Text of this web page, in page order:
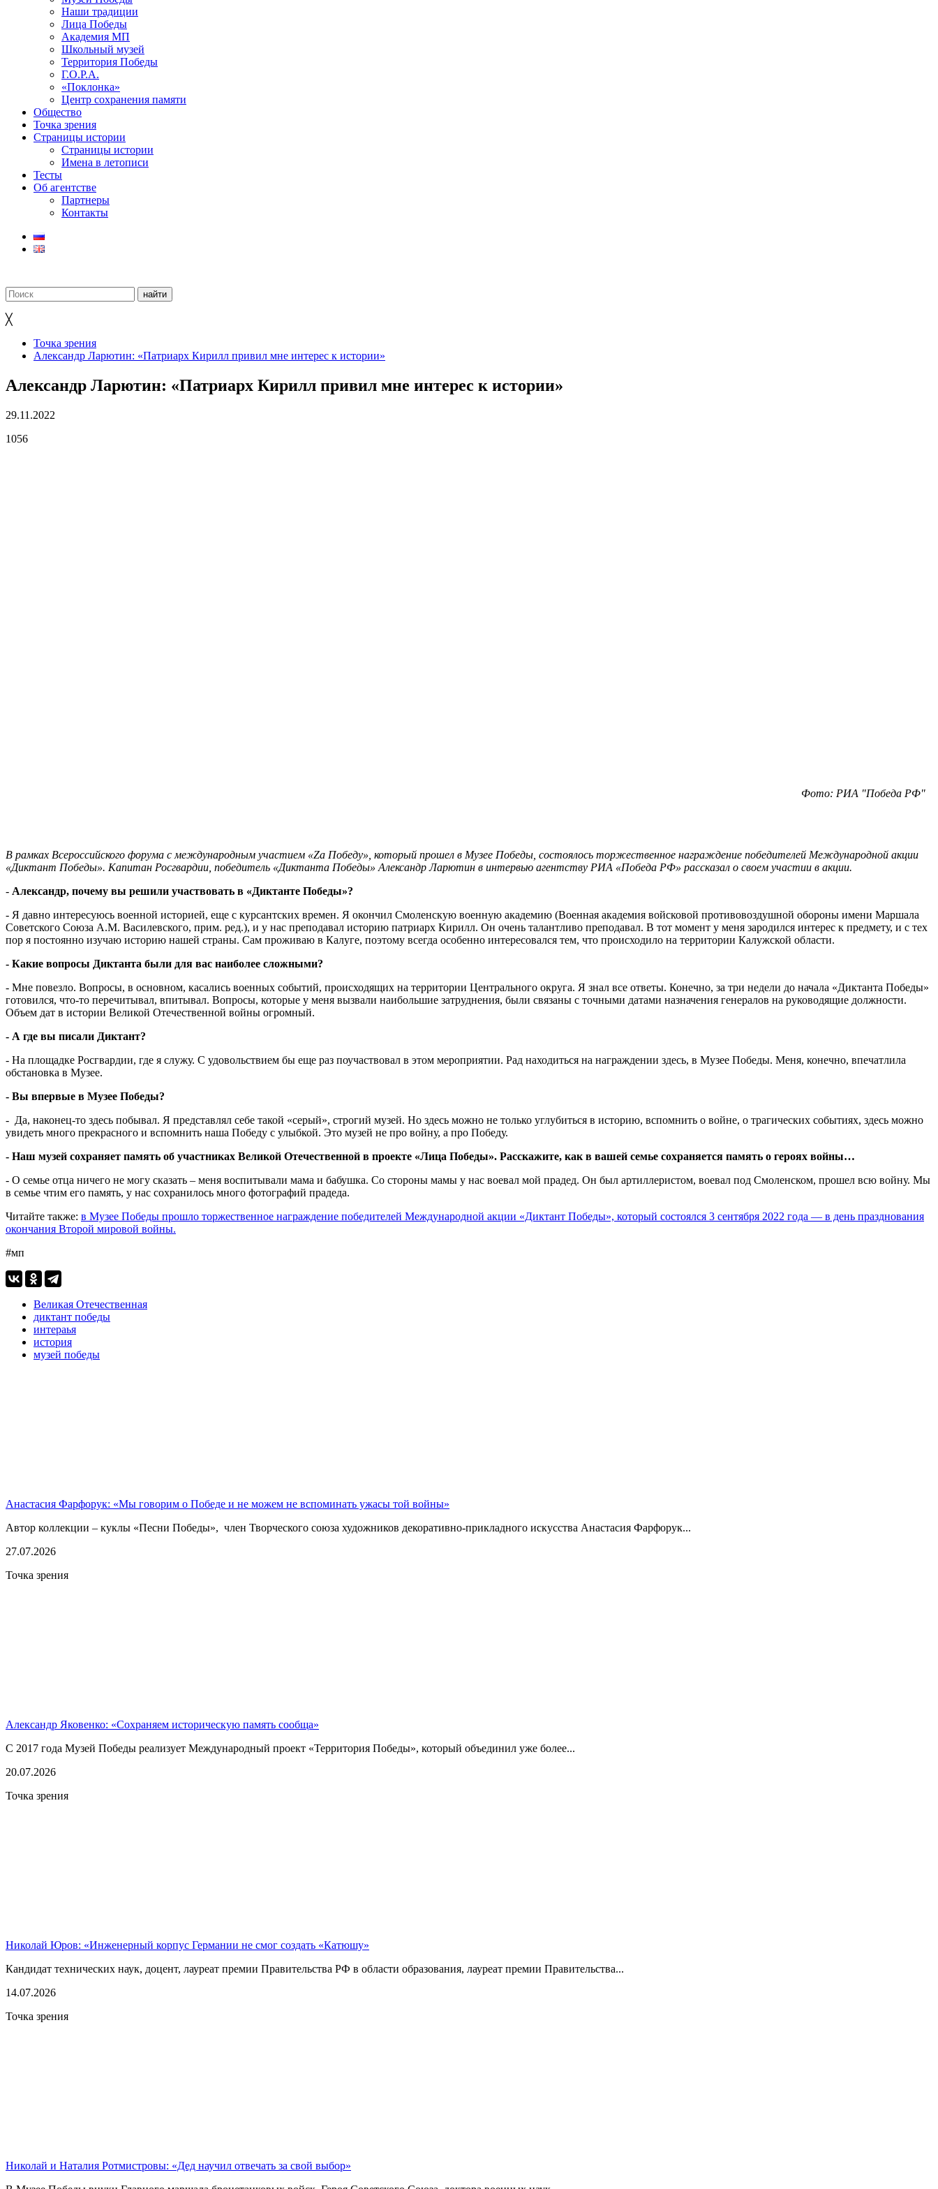
Наши традиции
Лица Победы
Академия МП
Школьный музей
Территория Победы
Г.О.Р.А.
«Поклонка»
Центр сохранения памяти
Общество
Точка зрения
Страницы истории
Страницы истории
Имена в летописи
Тесты
Об агентстве
Партнеры
Контакты
╳
Точка зрения
Александр Ларютин: «Патриарх Кирилл привил мне интерес к истории»
Александр Ларютин: «Патриарх Кирилл привил мне интерес к истории»
29.11.2022
1056
Фото: РИА "Победа РФ"
В рамках Всероссийского форума с международным участием «Za Победу», который прошел в Музее Победы, состоялось торжественное награждение победителей Международной акции
«Диктант Победы». Капитан Росгвардии, победитель «Диктанта Победы» Александр Ларютин в интервью агентству РИА «Победа РФ» рассказал о своем участии в акции.
- Александр, почему вы решили участвовать в «Диктанте Победы»?
- Я давно интересуюсь военной историей, еще с курсантских времен. Я окончил Смоленскую военную академию (Военная академия войсковой противовоздушной обороны имени Маршала
Советского Союза А.М. Василевского, прим. ред.), и у нас преподавал историю патриарх Кирилл. Он очень талантливо преподавал. В тот момент у меня зародился интерес к предмету, и с тех
пор я постоянно изучаю историю нашей страны. Сам проживаю в Калуге, поэтому всегда особенно интересовался тем, что происходило на территории Калужской области.
- Какие вопросы Диктанта были для вас наиболее сложными?
- Мне повезло. Вопросы, в основном, касались военных событий, происходящих на территории Центрального округа. Я знал все ответы. Конечно, за три недели до начала «Диктанта Победы»
готовился, что-то перечитывал, впитывал. Вопросы, которые у меня вызвали наибольшие затруднения, были связаны с точными датами назначения генералов на руководящие должности.
Объем дат в истории Великой Отечественной войны огромный.
- А где вы писали Диктант?
- На площадке Росгвардии, где я служу. С удовольствием бы еще раз поучаствовал в этом мероприятии. Рад находиться на награждении здесь, в Музее Победы. Меня, конечно, впечатлила
обстановка в Музее.
- Вы впервые в Музее Победы?
- Да, наконец-то здесь побывал. Я представлял себе такой «серый», строгий музей. Но здесь можно не только углубиться в историю, вспомнить о войне, о трагических событиях, здесь можно
увидеть много прекрасного и вспомнить наша Победу с улыбкой. Это музей не про войну, а про Победу.
- Наш музей сохраняет память об участниках Великой Отечественной в проекте «Лица Победы». Расскажите, как в вашей семье сохраняется память о героях войны…
- О семье отца ничего не могу сказать – меня воспитывали мама и бабушка. Со стороны мамы у нас воевал мой прадед. Он был артиллеристом, воевал под Смоленском, прошел всю войну. Мы
в семье чтим его память, у нас сохранилось много фотографий прадеда.
Читайте также: в Музее Победы прошло торжественное награждение победителей Международной акции «Диктант Победы», который состоялся 3 сентября 2022 года — в день празднования
окончания Второй мировой войны.
#мп
Великая Отечественная
диктант победы
интераья
история
музей победы
Анастасия Фарфорук: «Мы говорим о Победе и не можем не вспоминать ужасы той войны»
Автор коллекции – куклы «Песни Победы», член Творческого союза художников декоративно-прикладного искусства Анастасия Фарфорук...
27.07.2026
Точка зрения
Александр Яковенко: «Сохраняем историческую память сообща»
С 2017 года Музей Победы реализует Международный проект «Территория Победы», который объединил уже более...
20.07.2026
Точка зрения
Николай Юров: «Инженерный корпус Германии не смог создать «Катюшу»
Кандидат технических наук, доцент, лауреат премии Правительства РФ в области образования, лауреат премии Правительства...
14.07.2026
Точка зрения
Николай и Наталия Ротмистровы: «Дед научил отвечать за свой выбор»